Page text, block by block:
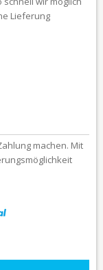
Lieferung
machen. Mit